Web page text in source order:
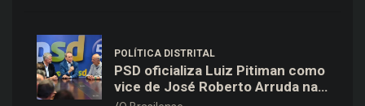
POLÍTICA DISTRITAL
PSD oficializa Luiz Pitiman como
vice de José Roberto Arruda na
corrida pelo GDF